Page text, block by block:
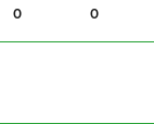
0 0